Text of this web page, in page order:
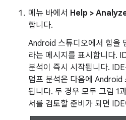
메뉴 바에서 Help >
합니다.
Android 스튜디오에서 힙을
라는 메시지를 표시합니다.
분석이 즉시 시작됩니다.
덤프 분석은 다음에 Android
됩니다. 두 경우 모두 그림 1
서를 검토할 준비가 되면